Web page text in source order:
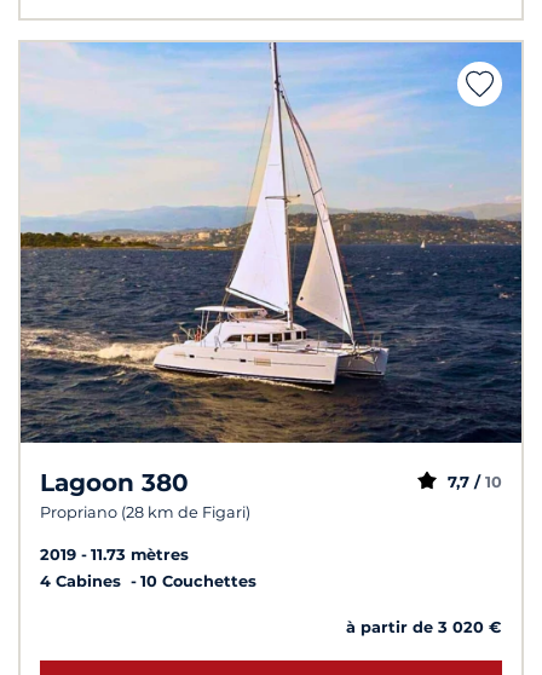
Lagoon 380
Propriano (28 km de Figari)
7,7 / 10
2019
11.73 mètres
4 Cabines
10 Couchettes
à partir de 3 020 €